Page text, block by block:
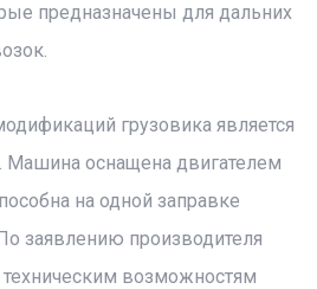
предназначены для дальних
грузовика является
Машина оснащена двигателем
на одной заправке
заявлению производителя
возможностям